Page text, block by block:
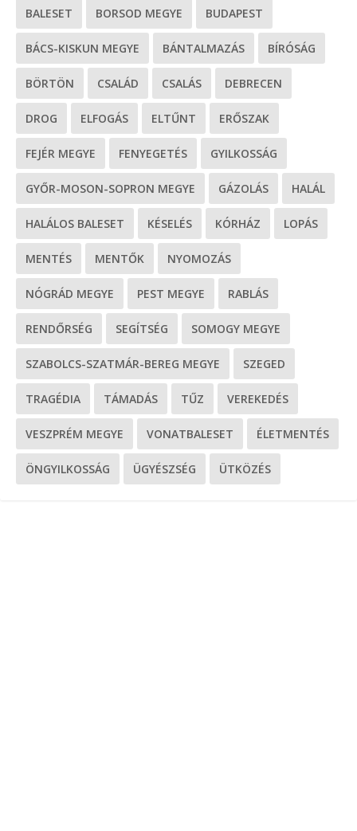
BALESET BORSOD MEGYE BUDAPEST
BÁCS-KISKUN MEGYE BÁNTALMAZÁS BÍRÓSÁG
BÖRTÖN CSALÁD CSALÁS DEBRECEN
DROG ELFOGÁS ELTŰNT ERŐSZAK
FEJÉR MEGYE FENYEGETÉS GYILKOSSÁG
GYŐR-MOSON-SOPRON MEGYE GÁZOLÁS HALÁL
HALÁLOS BALESET KÉSELÉS KÓRHÁZ LOPÁS
MENTÉS MENTŐK NYOMOZÁS
NÓGRÁD MEGYE PEST MEGYE RABLÁS
RENDŐRSÉG SEGÍTSÉG SOMOGY MEGYE
SZABOLCS-SZATMÁR-BEREG MEGYE SZEGED
TRAGÉDIA TÁMADÁS TŰZ VEREKEDÉS
VESZPRÉM MEGYE VONATBALESET ÉLETMENTÉS
ÖNGYILKOSSÁG ÜGYÉSZSÉG ÜTKÖZÉS